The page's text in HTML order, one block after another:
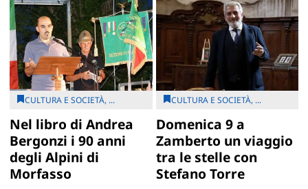
CULTURA E SOCIETÀ, ...
Nel libro di Andrea
Bergonzi i 90 anni
degli Alpini di
Morfasso
CULTURA E SOCIETÀ, ...
Domenica 9 a
Zamberto un viaggio
tra le stelle con
Stefano Torre